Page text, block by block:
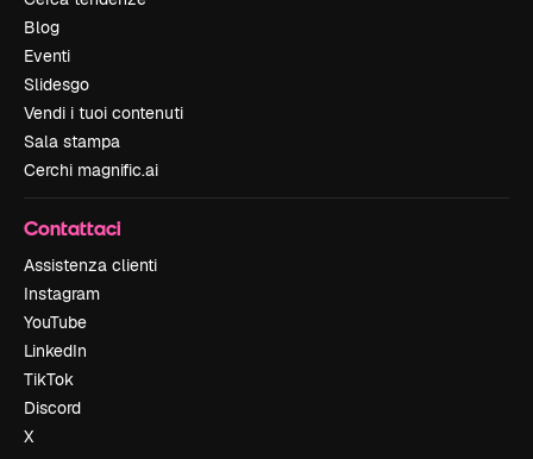
Blog
Eventi
Slidesgo
Vendi i tuoi contenuti
Sala stampa
Cerchi magnific.ai
Contattaci
Assistenza clienti
Instagram
YouTube
LinkedIn
TikTok
Discord
X